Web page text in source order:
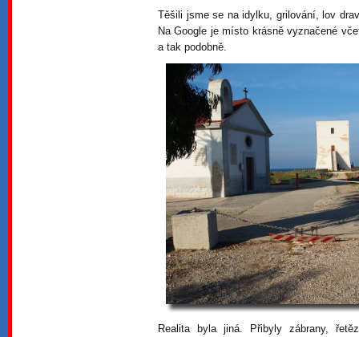
Těšili jsme se na idylku, grilování, lov
Na Google je místo krásně vyznačené
a tak podobně.
Realita byla jiná. Přibyly zábrany,